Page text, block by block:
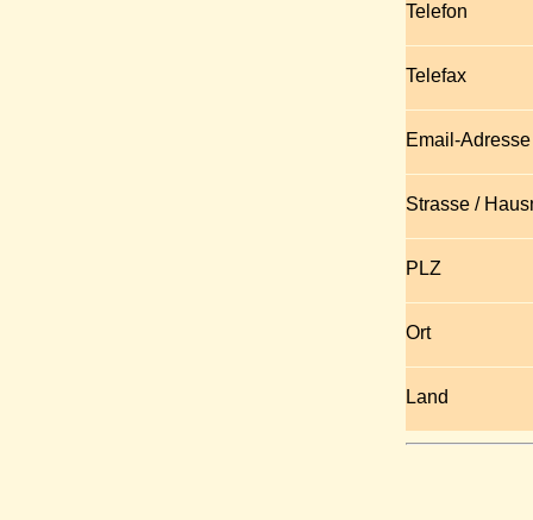
Telefon
Telefax
Email-Adresse
Strasse /
PLZ
Ort
Land